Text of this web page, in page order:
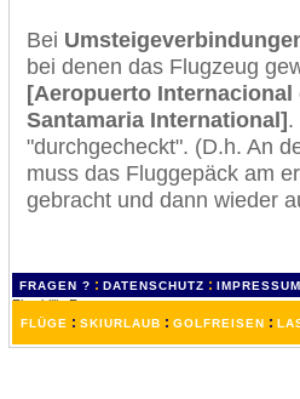
Bei
bei denen das Flugzeug
[Aeropuerto Internacional
Santamaria International].
"durchgecheckt". (D.h. An
muss das Fluggepäck am
gebracht und dann wieder
FRAGEN ? : DATENSCHUTZ : IMPRESSUM
FLÜGE : SKIURLAUB : GOLFREISEN :